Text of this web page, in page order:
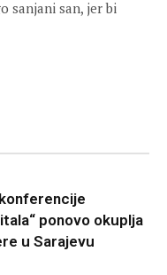
sanjani san, jer bi
ponovo okuplja
u Sarajevu